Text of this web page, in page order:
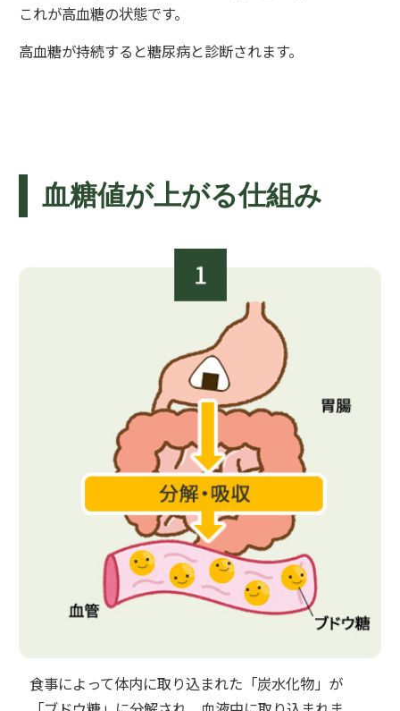
これが高血糖の状態です。
高血糖が持続すると糖尿病と診断されます。
血糖値が上がる仕組み
食事によって体内に取り込まれた「炭水化物」が